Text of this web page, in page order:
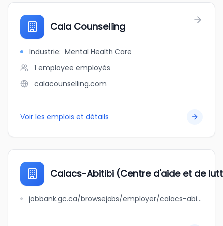
Cala Counselling
Industrie: Mental Health Care
1 employee employés
calacounselling.com
Voir les emplois et détails
Calacs-Abitibi (Centre d'aide et de
jobbank.gc.ca/browsejobs/employer/calacs-abitibi+%28centre+d%27aide+et+de+lutte+contre+les+agressions+%C3%A0+caract%C3%A8re+sexuel+%29/ca